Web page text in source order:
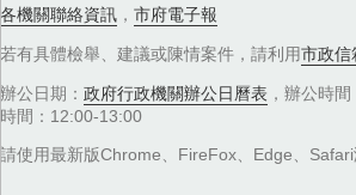
2009-04-30
72545
「孩」需要您的愛心 蕭副市長籲支
命運
無 2009-04-30
72546
民眾若欲檢舉逃漏稅 地方稅務局：